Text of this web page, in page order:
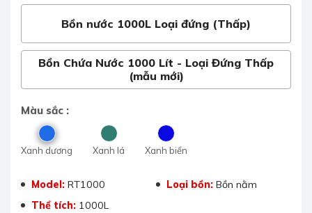
Bồn nước 1000L Loại đứng (Thấp)
Bồn Chứa Nước 1000 Lít - Loại Đứng Thấp
(mẫu mới)
Màu sắc :
Xanh dương Xanh lá Xanh biển
Model: RT1000 Loại bồn: Bồn nằm
Thể tích: 1000L